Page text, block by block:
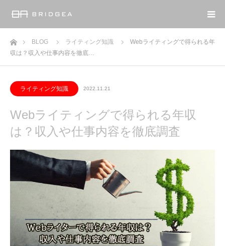
ホームBLOG ライティング知識
Webライティングで得られる年
収は？収入や仕事内容を徹底…
ライティング知識 2022.11.21
Webライティングで得られる年収
は？収入や仕事内容を徹底調査